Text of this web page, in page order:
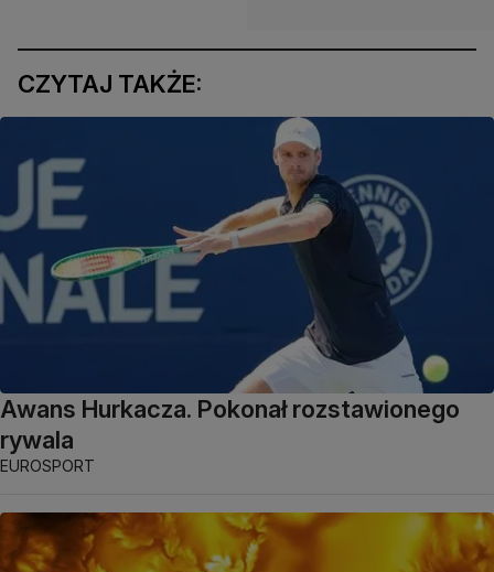
CZYTAJ TAKŻE:
Awans Hurkacza. Pokonał rozstawionego
rywala
EUROSPORT